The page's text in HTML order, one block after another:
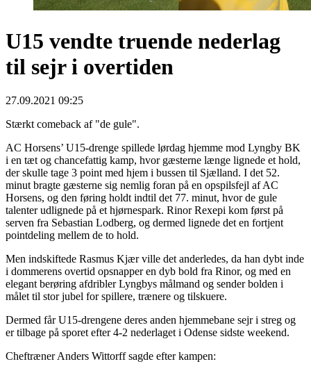
U15 vendte truende nederlag
til sejr i overtiden
27.09.2021 09:25
Stærkt comeback af "de gule".
AC Horsens’ U15-drenge spillede lørdag hjemme mod Lyngby BK
i en tæt og chancefattig kamp, hvor gæsterne længe lignede et hold,
der skulle tage 3 point med hjem i bussen til Sjælland. I det 52.
minut bragte gæsterne sig nemlig foran på en opspilsfejl af AC
Horsens, og den føring holdt indtil det 77. minut, hvor de gule
talenter udlignede på et hjørnespark. Rinor Rexepi kom først på
serven fra Sebastian Lodberg, og dermed lignede det en fortjent
pointdeling mellem de to hold.
Men indskiftede Rasmus Kjær ville det anderledes, da han dybt inde
i dommerens overtid opsnapper en dyb bold fra Rinor, og med en
elegant berøring afdribler Lyngbys målmand og sender bolden i
målet til stor jubel for spillere, trænere og tilskuere.
Dermed får U15-drengene deres anden hjemmebane sejr i streg og
er tilbage på sporet efter 4-2 nederlaget i Odense sidste weekend.
Cheftræner Anders Wittorff sagde efter kampen: